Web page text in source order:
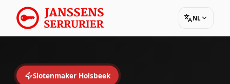
NL
Slotenmaker Holsbeek